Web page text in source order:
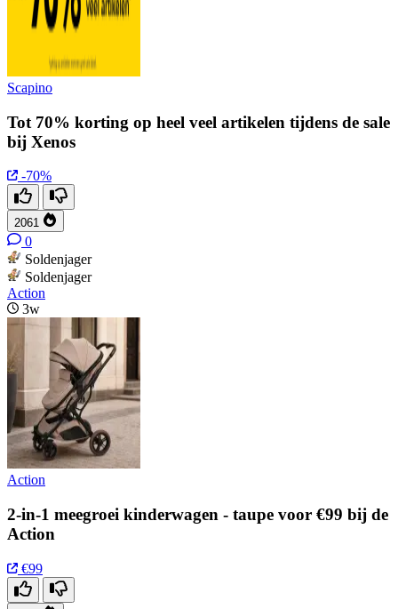
Scapino
Tot 70% korting op heel veel artikelen tijdens de sale
bij Xenos
-70%
2061
0
Soldenjager
Soldenjager
Action
3w
Action
2-in-1 meegroei kinderwagen - taupe voor €99 bij de
Action
€99